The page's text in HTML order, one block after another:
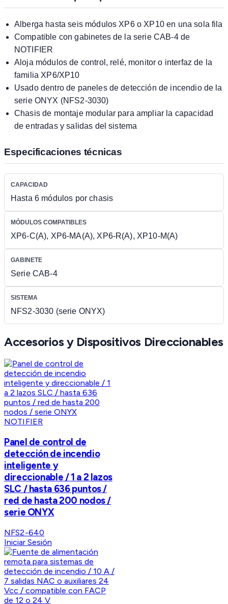
Alberga hasta seis módulos XP6 o XP10 en una sola fila
Compatible con gabinetes de la serie CAB-4 de
NOTIFIER
Aloja módulos de control, relé, monitor o interfaz de la
familia XP6/XP10
Usado dentro de paneles de detección de incendio de la
serie ONYX (NFS2-3030)
Chasis de montaje modular para ampliar la capacidad
de entradas y salidas del sistema
Especificaciones técnicas
CAPACIDAD
Hasta 6 módulos por chasis
MÓDULOS COMPATIBLES
XP6-C(A), XP6-MA(A), XP6-R(A), XP10-M(A)
GABINETE
Serie CAB-4
SISTEMA
NFS2-3030 (serie ONYX)
Accesorios y Dispositivos Direccionables
NOTIFIER
Panel de control de
detección de incendio
inteligente y
direccionable / 1 a 2 lazos
SLC / hasta 636 puntos /
red de hasta 200 nodos /
serie ONYX
NFS2-640
Iniciar Sesión